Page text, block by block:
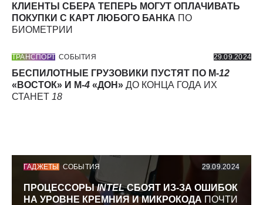
КЛИЕНТЫ СБЕРА ТЕПЕРЬ МОГУТ ОПЛАЧИВАТЬ
ПОКУПКИ С КАРТ ЛЮБОГО БАНКА ПО
БИОМЕТРИИ
ТРАНСПОРТ СОБЫТИЯ 29.09.2024
БЕСПИЛОТНЫЕ ГРУЗОВИКИ ПУСТЯТ ПО М-12
«ВОСТОК» И М-4 «ДОН» ДО КОНЦА ГОДА ИХ
СТАНЕТ 18
ГАДЖЕТЫ СОБЫТИЯ 29.09.2024
ПРОЦЕССОРЫINTELСБОЯТ ИЗ-ЗА ОШИБОК
НА УРОВНЕ КРЕМНИЯ И МИКРОКОДА ПОЧТИ